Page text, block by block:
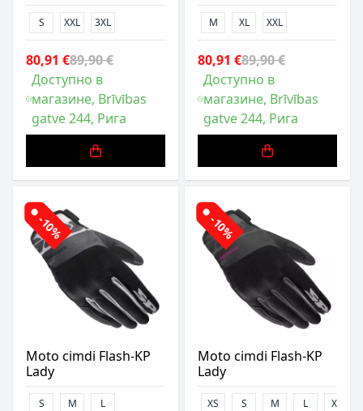
S XXL 3XL
80,91 €89,90 €
Доступно в
магазине, Brīvības
gatve 244, Рига
M XL XXL
80,91 €89,90 €
Доступно в
магазине, Brīvības
gatve 244, Рига
-10%
Moto cimdi Flash-KP
Lady
S M L
-10%
Moto cimdi Flash-KP
Lady
XS S M L XL